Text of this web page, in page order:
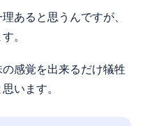
あると思うんですが、
。
感覚を出来るだけ犠牲
います。